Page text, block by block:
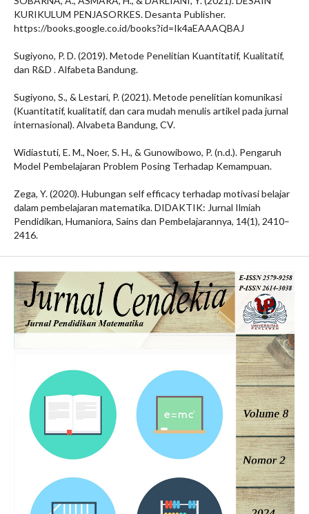
KURIKULUM PENJASORKES. Desanta Publisher.
https://books.google.co.id/books?id=Ik4aEAAAQBAJ
Sugiyono, P. D. (2019). Metode Penelitian Kuantitatif, Kualitatif,
dan R&D . Alfabeta Bandung.
Sugiyono, S., & Lestari, P. (2021). Metode penelitian komunikasi
(Kuantitatif, kualitatif, dan cara mudah menulis artikel pada jurnal
internasional). Alvabeta Bandung, CV.
Widiastuti, E. M., Noer, S. H., & Gunowibowo, P. (n.d.). Pengaruh
Model Pembelajaran Problem Posing Terhadap Kemampuan.
Zega, Y. (2020). Hubungan self efficacy terhadap motivasi belajar
dalam pembelajaran matematika. DIDAKTIK: Jurnal Ilmiah
Pendidikan, Humaniora, Sains dan Pembelajarannya, 14(1), 2410–
2416.